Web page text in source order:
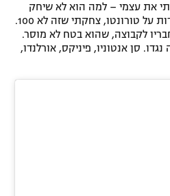
את עצמי – למה הוא לא שיחק
ברביעי? כשהוא הפגיז 81 נקודות על טורונטו, צחקתי שזה לא 100.
לקבוצה, שהוא בטח לא מוסר.
סן אנטוניו, פיניקס, אורלנדו,